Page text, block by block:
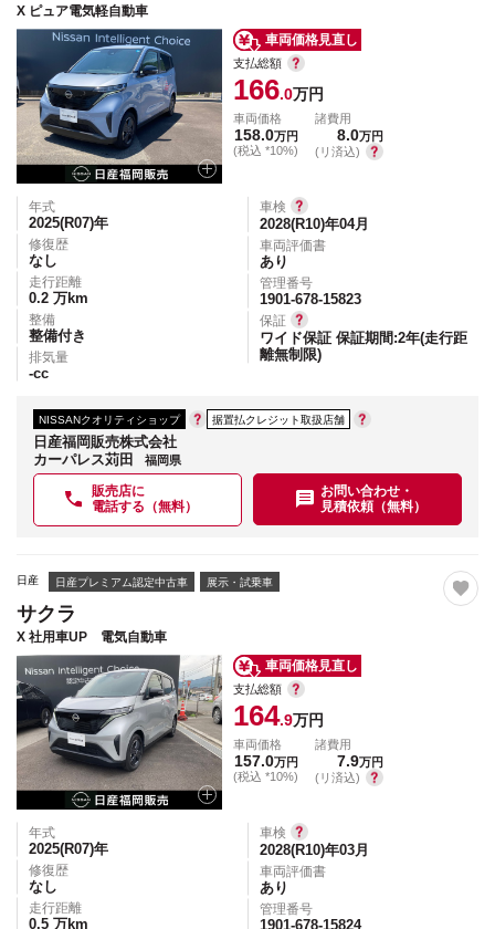
X ピュア電気軽自動車
車両価格見直し
支払総額
166.0万円
車両価格
158.0万円
(税込 *10%)
諸費用
8.0万円
(リ済込)
年式
2025(R07)年
修復歴
なし
走行距離
0.2 万km
整備
整備付き
排気量
-cc
車検
2028(R10)年04月
車両評価書
あり
管理番号
1901-678-15823
保証
ワイド保証 保証期間:2年(走行距
離無制限)
NISSANクオリティショップ 据置払クレジット取扱店舗
日産福岡販売株式会社
カーパレス苅田
福岡県
販売店に
電話する（無料）
お問い合わせ・
見積依頼（無料）
日産 日産プレミアム認定中古車 展示・試乗車
サクラ
X 社用車UP 電気自動車
車両価格見直し
支払総額
164.9万円
車両価格
157.0万円
(税込 *10%)
諸費用
7.9万円
(リ済込)
年式
2025(R07)年
修復歴
なし
走行距離
0.5 万km
車検
2028(R10)年03月
車両評価書
あり
管理番号
1901-678-15824